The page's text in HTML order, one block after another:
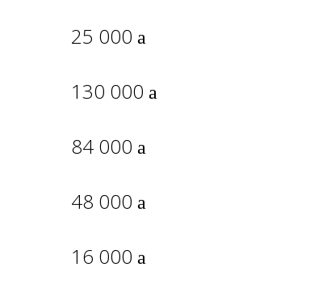
25 000
130 000
84 000
48 000
16 000